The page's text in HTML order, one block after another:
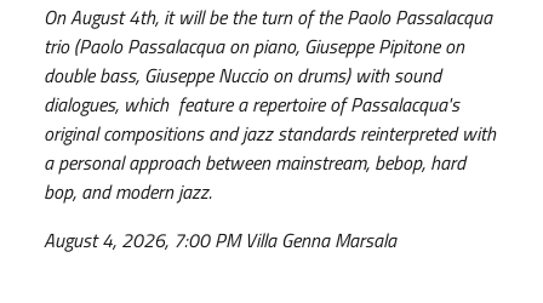
On August 4th, it will be the turn of the Paolo Passalacqua
trio (Paolo Passalacqua on piano, Giuseppe Pipitone on
double bass, Giuseppe Nuccio on drums) with sound
dialogues, which feature a repertoire of Passalacqua's
original compositions and jazz standards reinterpreted with
a personal approach between mainstream, bebop, hard
bop, and modern jazz.
August 4, 2026, 7:00 PM Villa Genna Marsala